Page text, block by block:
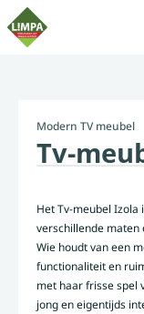
Modern TV meubel
Tv-
Het Tv-meubel Izola
verschillende maten
Wie houdt van een
functionaliteit en
met haar frisse spel
jong en eigentijds